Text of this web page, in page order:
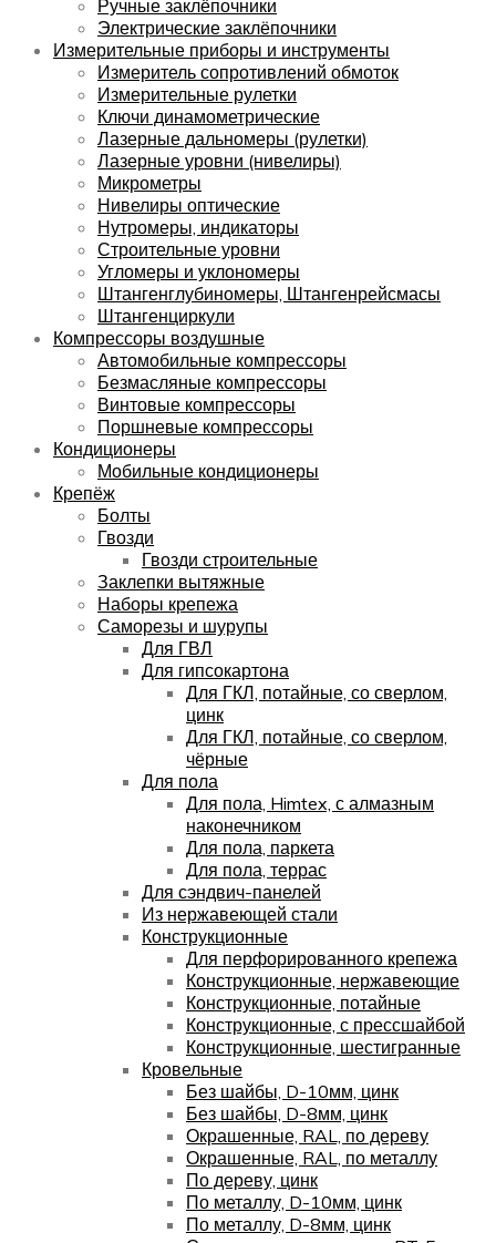
Ручные заклёпочники
Электрические заклёпочники
Измерительные приборы и инструменты
Измеритель сопротивлений обмоток
Измерительные рулетки
Ключи динамометрические
Лазерные дальномеры (рулетки)
Лазерные уровни (нивелиры)
Микрометры
Нивелиры оптические
Нутромеры, индикаторы
Строительные уровни
Угломеры и уклономеры
Штангенглубиномеры, Штангенрейсмасы
Штангенциркули
Компрессоры воздушные
Автомобильные компрессоры
Безмасляные компрессоры
Винтовые компрессоры
Поршневые компрессоры
Кондиционеры
Мобильные кондиционеры
Крепёж
Болты
Гвозди
Гвозди строительные
Заклепки вытяжные
Наборы крепежа
Саморезы и шурупы
Для ГВЛ
Для гипсокартона
Для ГКЛ, потайные, со сверлом,
цинк
Для ГКЛ, потайные, со сверлом,
чёрные
Для пола
Для пола, Himtex, с алмазным
наконечником
Для пола, паркета
Для пола, террас
Для сэндвич-панелей
Из нержавеющей стали
Конструкционные
Для перфорированного крепежа
Конструкционные, нержавеющие
Конструкционные, потайные
Конструкционные, с прессшайбой
Конструкционные, шестигранные
Кровельные
Без шайбы, D-10мм, цинк
Без шайбы, D-8мм, цинк
Окрашенные, RAL, по дереву
Окрашенные, RAL, по металлу
По дереву, цинк
По металлу, D-10мм, цинк
По металлу, D-8мм, цинк